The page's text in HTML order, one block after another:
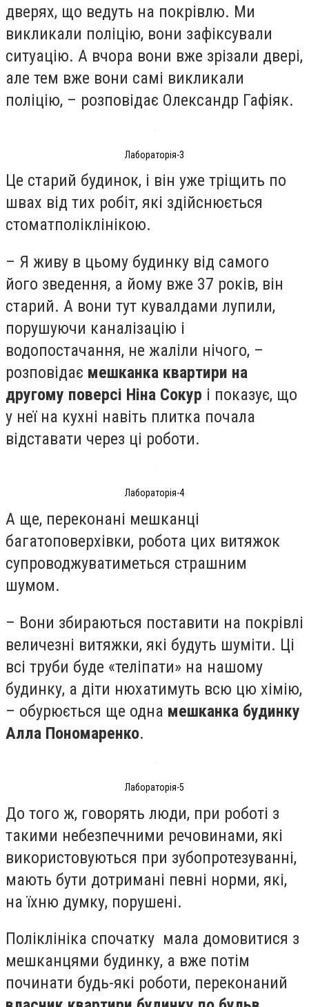
дверях, що ведуть на покрівлю. Ми
викликали поліцію, вони зафіксували
ситуацію. А вчора вони вже зрізали двері,
але тем вже вони самі викликали
поліцію, – розповідає Олександр Гафіяк.
Лабораторія-3
Це старий будинок, і він уже тріщить по
швах від тих робіт, які здійснюється
стоматполіклінікою.
– Я живу в цьому будинку від самого
його зведення, а йому вже 37 років, він
старий. А вони тут кувалдами лупили,
порушуючи каналізацію і
водопостачання, не жаліли нічого, –
розповідає мешканка квартири на
другому поверсі Ніна Сокур і показує, що
у неї на кухні навіть плитка почала
відставати через ці роботи.
Лабораторія-4
А ще, переконані мешканці
багатоповерхівки, робота цих витяжок
супроводжуватиметься страшним
шумом.
– Вони збираються поставити на покрівлі
величезні витяжки, які будуть шуміти. Ці
всі труби буде «теліпати» на нашому
будинку, а діти нюхатимуть всю цю хімію,
– обурюється ще одна мешканка будинку
Алла Пономаренко.
Лабораторія-5
До того ж, говорять люди, при роботі з
такими небезпечними речовинами, які
використовуються при зубопротезуванні,
мають бути дотримані певні норми, які,
на їхню думку, порушені.
Поліклініка спочатку мала домовитися з
мешканцями будинку, а вже потім
починати будь-які роботи, переконаний